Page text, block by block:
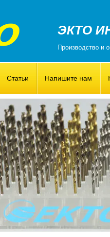
ЭКТО
Производство и
Статьи Напишите нам